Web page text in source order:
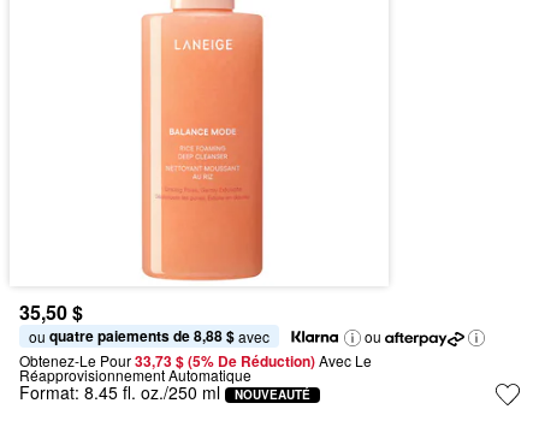
35,50 $
ou quatre paiements de 8,88 $ avec
ou
Obtenez-Le Pour33,73 $ (5% De Réduction) Avec Le
Réapprovisionnement Automatique
Format: 8.45 fl. oz./250 ml NOUVEAUTÉ